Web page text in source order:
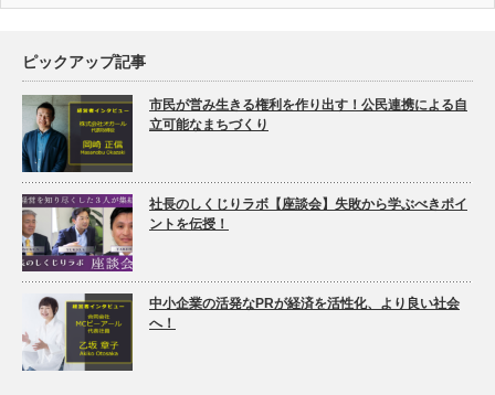
ピックアップ記事
市民が営み生きる権利を作り出す！公民連携による自
立可能なまちづくり
社長のしくじりラボ【座談会】失敗から学ぶべきポイ
ントを伝授！
中小企業の活発なPRが経済を活性化、より良い社会
へ！